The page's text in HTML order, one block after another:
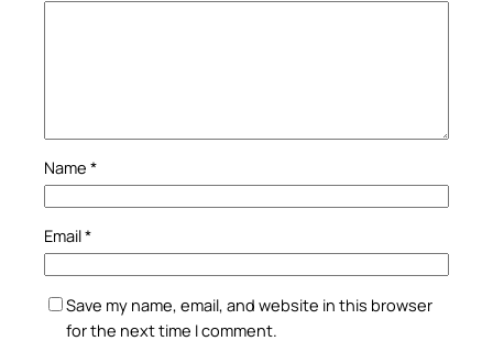
Name *
Email*
Save my name, email, and website in this browser
for the next time I comment.